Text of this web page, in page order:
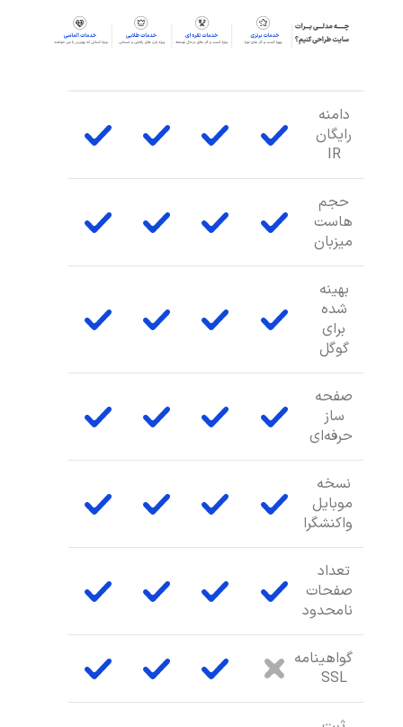
دامنه
رایگان
IR
حجم
هاست
میزبان
بهینه
شده
برای
گوگل
صفحه
ساز
حرفه‌ای
نسخه
موبایل
واکنشگرا
تعداد
صفحات
نامحدود
گواهینامه
SSL